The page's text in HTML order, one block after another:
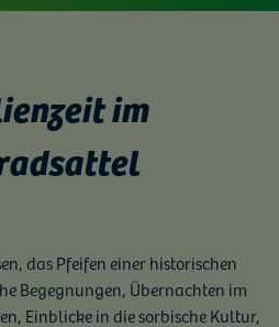
im
das Pfeifen einer historischen
Begegnungen, Übernachten im
Einblicke in die sorbische Kultur,